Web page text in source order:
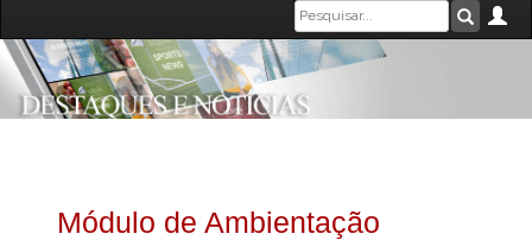
Caixa
de
pesquisa
Módulo de Ambientação